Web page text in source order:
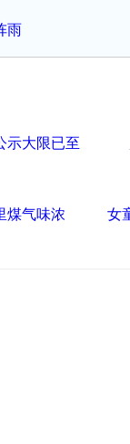
雨
示大限已至
煤气味浓 女